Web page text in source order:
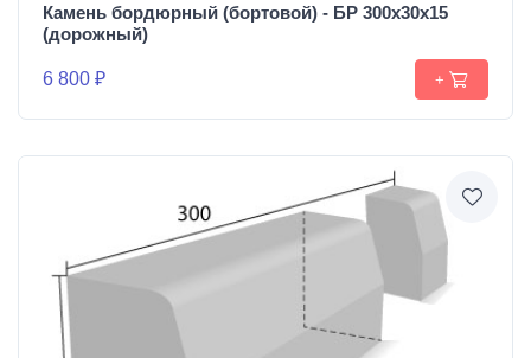
Камень бордюрный (бортовой) - БР 300х30х15
(дорожный)
6 800 ₽ +